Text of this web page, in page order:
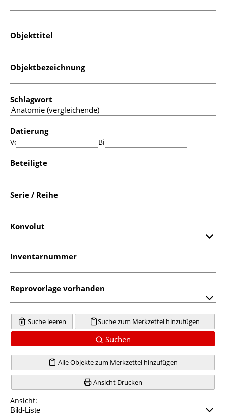
Objekttitel
Objektbezeichnung
Schlagwort
Datierung
Von: Bis:
Beteiligte
Serie / Reihe
Konvolut
Inventarnummer
Reprovorlage vorhanden
Suche leeren Suche zum Merkzettel hinzufügen
Suchen
Alle Objekte zum Merkzettel hinzufügen
Ansicht Drucken
Ansicht: